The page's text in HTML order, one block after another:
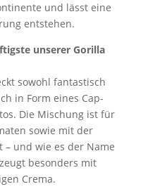
und lässt eine
entstehen.
unse­rer Goril­la
sowohl fan­tas­tisch
in Form eines Cap­
Die Mischung ist für
sowie mit der
– und wie es der Name
beson­ders mit
Crema.